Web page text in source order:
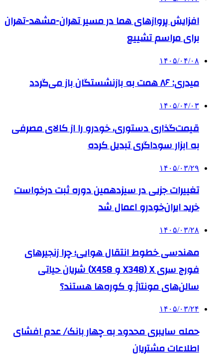
افزایش پروازهای هما در مسیر تهران-مشهد-تهران
برای مراسم تشییع
۱۴۰۵/۰۴/۰۸
میدری: ۸۶ همت به بازنشستگان باز می‌گردد
۱۴۰۵/۰۴/۰۳
قیمت‌گذاری دستوری، خودرو را از کالای مصرفی
به ابزار سوداگری تبدیل کرده
۱۴۰۵/۰۳/۲۹
تغییرات جزیی در سیزدهمین دوره ثبت درخواست
خرید ایران‌خودرو اعمال شد
۱۴۰۵/۰۳/۲۸
مهندسی خطوط انتقال هوایی؛ چرا زنجیرهای
فورج سری X (X348 و X458) شریان حیاتی
سالن‌های مونتاژ و کوره‌ها هستند؟
۱۴۰۵/۰۳/۲۴
حمله سایبری محدود به چهار بانک/ عدم افشای
اطلاعات مشتریان